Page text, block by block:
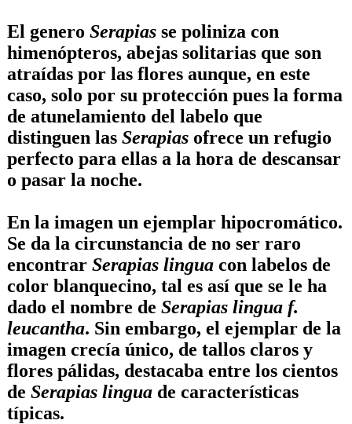
El genero Serapias se poliniza con
himenópteros, abejas solitarias que son
atraídas por las flores aunque, en este
caso, solo por su protección pues la forma
de atunelamiento del labelo que
distinguen las Serapias ofrece un refugio
perfecto para ellas a la hora de descansar
o pasar la noche.
En la imagen un ejemplar hipocromático.
Se da la circunstancia de no ser raro
encontrar Serapias lingua con labelos de
color blanquecino, tal es así que se le ha
dado el nombre de Serapias lingua f.
leucantha. Sin embargo, el ejemplar de la
imagen crecía único, de tallos claros y
flores pálidas, destacaba entre los cientos
de Serapias lingua de características
típicas.